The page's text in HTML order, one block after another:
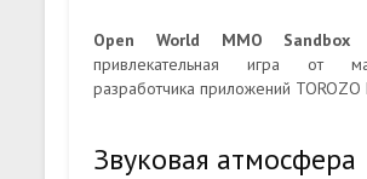
Open World MMO Sandbox
привлекательная игра от
разработчика приложений TOROZO
Звуковая атмосфера